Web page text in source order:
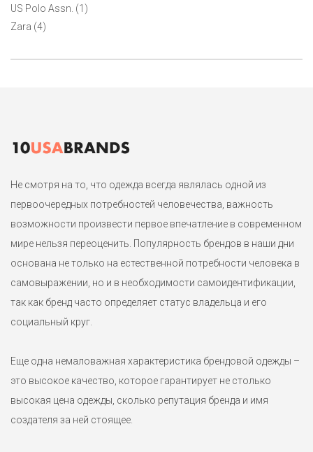
US Polo Assn. (1)
Zara (4)
Не смотря на то, что одежда всегда являлась одной из
первоочередных потребностей человечества, важность
возможности произвести первое впечатление в современном
мире нельзя переоценить. Популярность брендов в наши дни
основана не только на естественной потребности человека в
самовыражении, но и в необходимости самоидентификации,
так как бренд часто определяет статус владельца и его
социальный круг.
Еще одна немаловажная характеристика брендовой одежды –
это высокое качество, которое гарантирует не столько
высокая цена одежды, сколько репутация бренда и имя
создателя за ней стоящее.